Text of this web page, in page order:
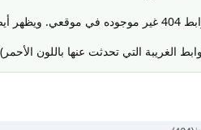
الغريبة التي تحدثت عنها باللون الأحمر)